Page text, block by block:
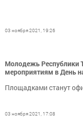
03 ноября 2021, 19:26
Молодежь Республики
мероприятиям в День
Площадками станут
03 ноября 2021, 17:08